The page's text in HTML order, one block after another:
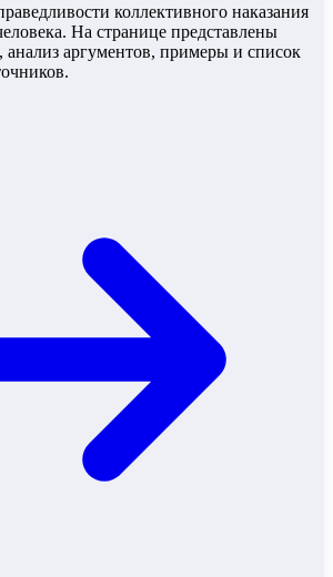
коллективного наказания
На странице представлены
анализ аргументов, примеры и список